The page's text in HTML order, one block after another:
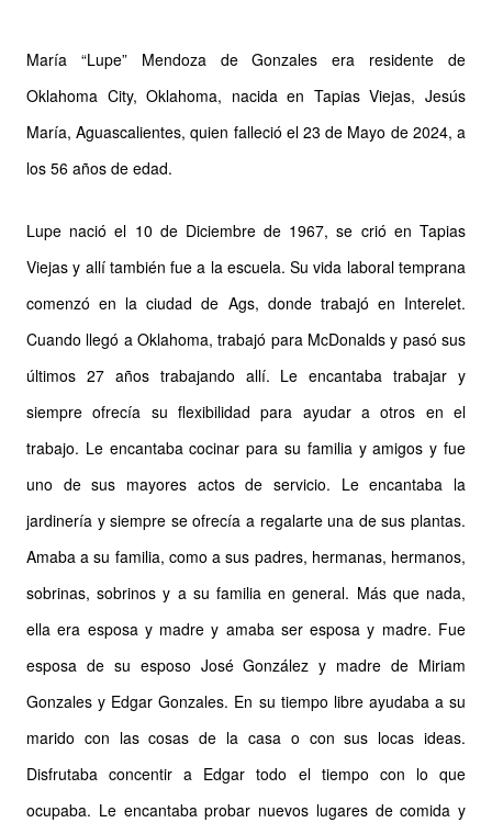
María “Lupe” Mendoza de Gonzales era residente de
Oklahoma City, Oklahoma, nacida en Tapias Viejas, Jesús
María, Aguascalientes, quien falleció el 23 de Mayo de 2024, a
los 56 años de edad.
Lupe nació el 10 de Diciembre de 1967, se crió en Tapias
Viejas y allí también fue a la escuela. Su vida laboral temprana
comenzó en la ciudad de Ags, donde trabajó en Interelet.
Cuando llegó a Oklahoma, trabajó para McDonalds y pasó sus
últimos 27 años trabajando allí. Le encantaba trabajar y
siempre ofrecía su flexibilidad para ayudar a otros en el
trabajo. Le encantaba cocinar para su familia y amigos y fue
uno de sus mayores actos de servicio. Le encantaba la
jardinería y siempre se ofrecía a regalarte una de sus plantas.
Amaba a su familia, como a sus padres, hermanas, hermanos,
sobrinas, sobrinos y a su familia en general. Más que nada,
ella era esposa y madre y amaba ser esposa y madre. Fue
esposa de su esposo José González y madre de Miriam
Gonzales y Edgar Gonzales. En su tiempo libre ayudaba a su
marido con las cosas de la casa o con sus locas ideas.
Disfrutaba concentir a Edgar todo el tiempo con lo que
ocupaba. Le encantaba probar nuevos lugares de comida y